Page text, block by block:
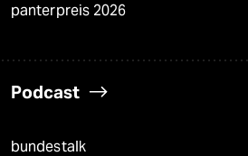
panterpreis 2026
Podcast
bundestalk